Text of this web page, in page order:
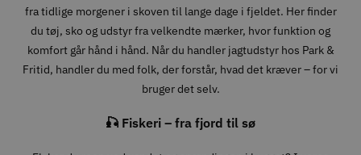
fra tidlige morgener i skoven til lange dage i fjeldet. Her finder
du tøj, sko og udstyr fra velkendte mærker, hvor funktion og
komfort går hånd i hånd. Når du handler jagtudstyr hos Park &
Fritid, handler du med folk, der forstår, hvad det kræver – for vi
bruger det selv.
🎣 Fiskeri – fra fjord til sø